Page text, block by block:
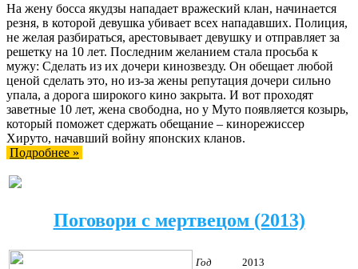
На жену босса якудзы нападает вражеский клан, начинается
резня, в которой девушка убивает всех нападавших. Полиция,
не желая разбираться, арестовывает девушку и отправляет за
решетку на 10 лет. Последним желанием стала просьба к
мужу: Сделать из их дочери кинозвезду. Он обещает любой
ценой сделать это, но из-за жены репутация дочери сильно
упала, а дорога широкого кино закрыта. И вот проходят
заветные 10 лет, жена свободна, но у Муто появляется козырь,
который поможет сдержать обещание – кинорежиссер
Хируто, начавший войну японских кланов.
Подробнее »
Поговори с мертвецом (2013)
Год 2013